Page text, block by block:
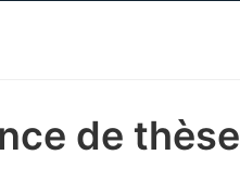
de thèse